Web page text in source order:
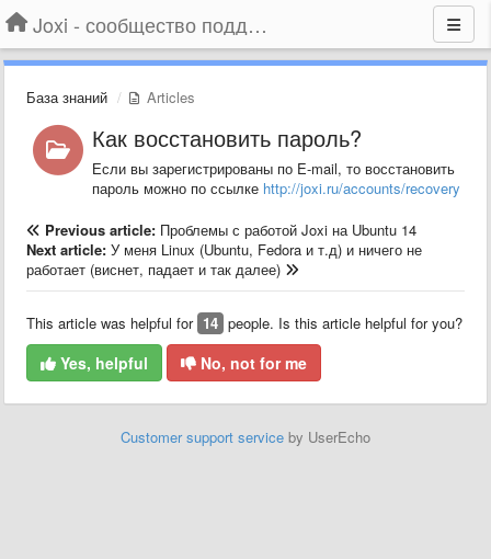
Joxi - сообщество поддержки
База знаний Articles
Как восстановить пароль?
Если вы зарегистрированы по E-mail, то восстановить
пароль можно по ссылке http://joxi.ru/accounts/recovery
Previous article: Проблемы с работой Joxi на Ubuntu 14
Next article: У меня Linux (Ubuntu, Fedora и т.д) и ничего не
работает (виснет, падает и так далее)
This article was helpful for 14 people. Is this article helpful for you?
Yes, helpful No, not for me
Customer support service by UserEcho